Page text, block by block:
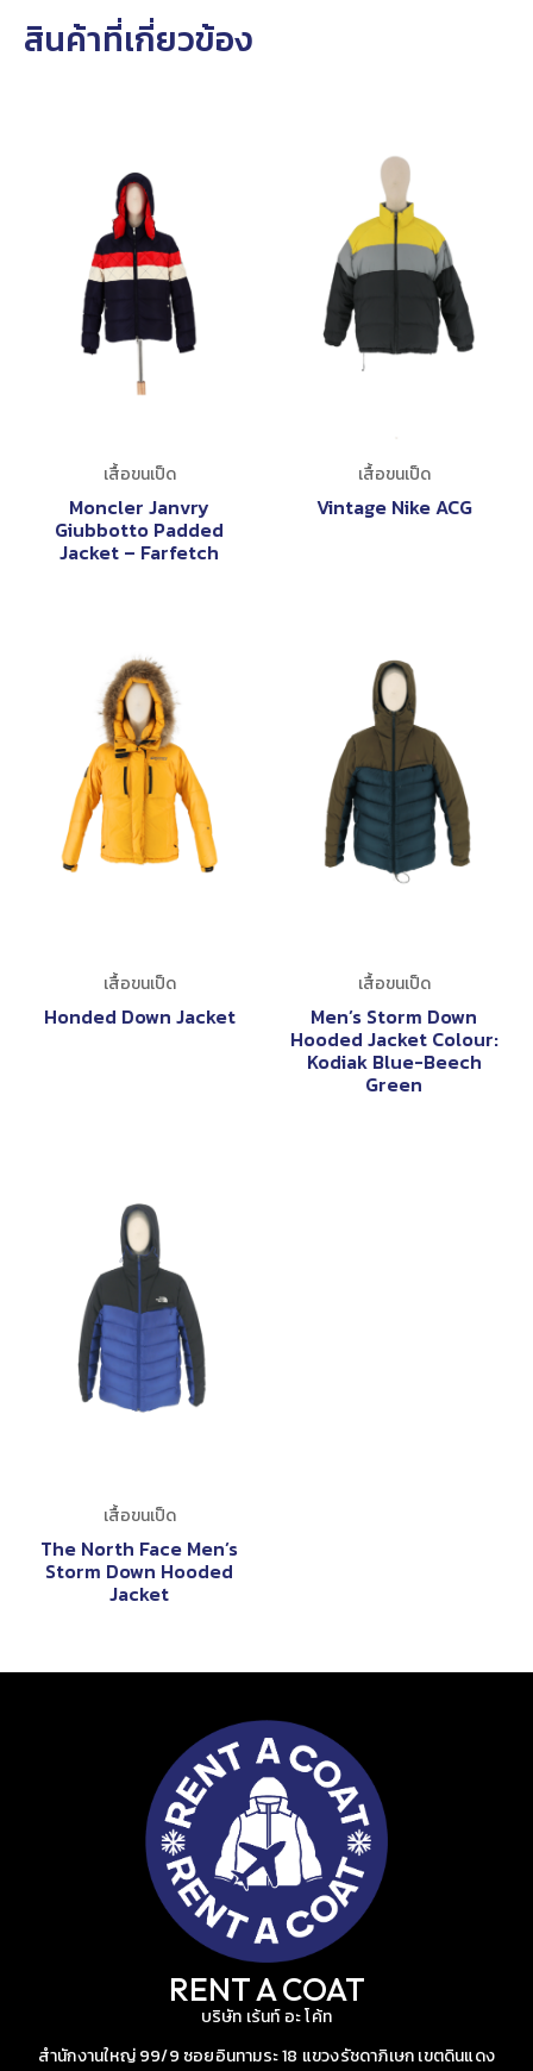
สินค้าที่เกี่ยวข้อง
เสื้อขนเป็ด
Moncler Janvry
Giubbotto Padded
Jacket – Farfetch
เสื้อขนเป็ด
Vintage Nike ACG
เสื้อขนเป็ด
Honded Down Jacket
เสื้อขนเป็ด
Men’s Storm Down
Hooded Jacket Colour:
Kodiak Blue-Beech
Green
เสื้อขนเป็ด
The North Face Men’s
Storm Down Hooded
Jacket
RENT A COAT
บริษัท เร้นท์ อะ โค้ท
สำนักงานใหญ่ 99/9 ซอยอินทามระ 18 แขวงรัชดาภิเษก เขตดินแดง